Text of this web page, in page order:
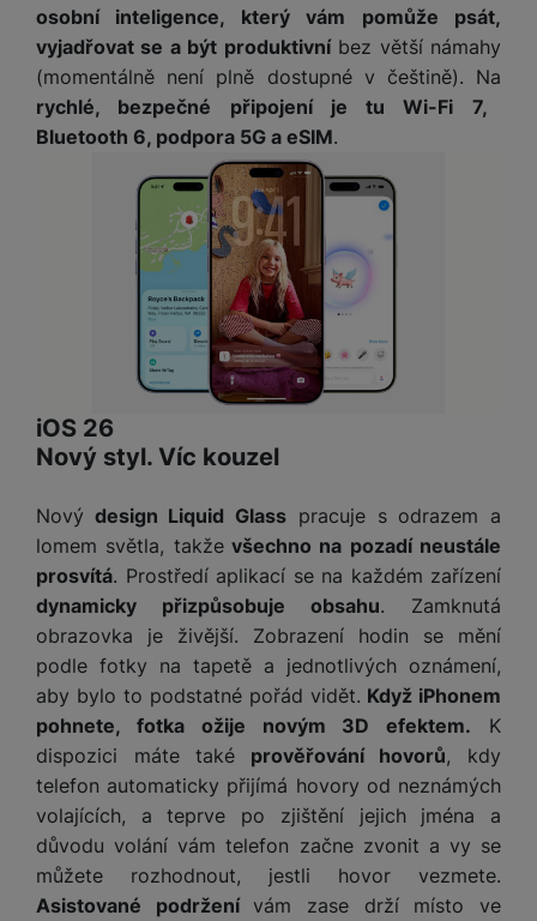
r
ní
m
y
ši
H
r
n
č
č
v
é
s
y
H
e
k
l
á
k
y
p
r
F
a
m
e
A
d
-
v
i
o
b
e
l
y
n
k
y
p
o
v
ě
a
ví
e
ří
ní
P
w
e
a
n
k
y
s
r
S
D
X
C
di
a
J
e
d
e
P
ří
sl
u
š
p
r
o
osobní inteligence, který vám pomůže psát,
vyjadřovat se a být produktivníbez větší námahy
(momentálně není plně dostupné v češtině). Na
rychlé, bezpečné připojení je tu Wi-Fi 7,
Bluetooth 6, podpora 5G a eSIM.
iOS 26
Nový styl. Víc kouzel
Nový design Liquid Glass pracuje s odrazem a
lomem světla, takževšechno na pozadí neustále
prosvítá. Prostředí aplikací se na každém zařízení
dynamicky přizpůsobuje obsahu. Zamknutá
obrazovka je živější. Zobrazení hodin se mění
podle fotky na tapetě a jednotlivých oznámení,
aby bylo to podstatné pořád vidět. Když iPhonem
pohnete, fotka ožije novým 3D efektem. K
dispozici máte také prověřování hovorů, kdy
telefon automaticky přijímá hovory od neznámých
volajících, a teprve po zjištění jejich jména a
důvodu volání vám telefon začne zvonit a vy se
můžete rozhodnout, jestli hovor vezmete.
Asistované podrženívám zase drží místo ve